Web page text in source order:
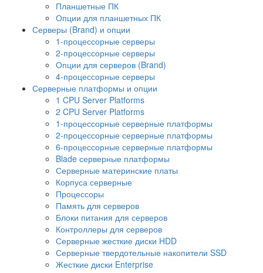
Планшетные ПК
Опции для планшетных ПК
Серверы (Brand) и опции
1-процессорные серверы
2-процессорные серверы
Опции для серверов (Brand)
4-процессорные серверы
Серверные платформы и опции
1 CPU Server Platforms
2 CPU Server Platforms
1-процессорные серверные платформы
2-процессорные серверные платформы
6-процессорные серверные платформы
Blade серверные платформы
Серверные материнские платы
Корпуса серверные
Процессоры
Память для серверов
Блоки питания для серверов
Контроллеры для серверов
Серверные жесткие диски HDD
Серверные твердотельные накопители SSD
Жесткие диски Enterprise